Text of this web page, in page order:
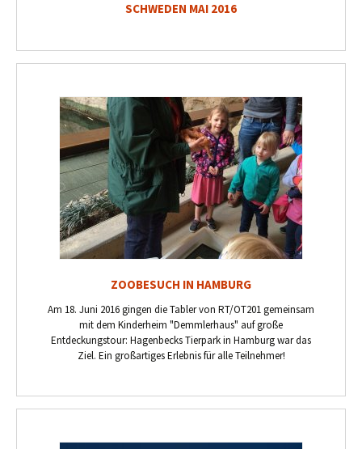
SCHWEDEN MAI 2016
ZOOBESUCH IN HAMBURG
Am 18. Juni 2016 gingen die Tabler von RT/OT201 gemeinsam
mit dem Kinderheim "Demmlerhaus" auf große
Entdeckungstour: Hagenbecks Tierpark in Hamburg war das
Ziel. Ein großartiges Erlebnis für alle Teilnehmer!